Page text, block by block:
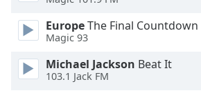
EuropeThe Final Countdown
Magic 93
Michael Jackson Beat It
103.1 Jack FM